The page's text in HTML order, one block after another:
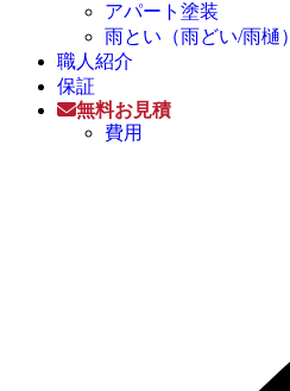
アパート塗装
雨とい（雨どい/雨樋
職人紹介
保証
無料お見積
費用